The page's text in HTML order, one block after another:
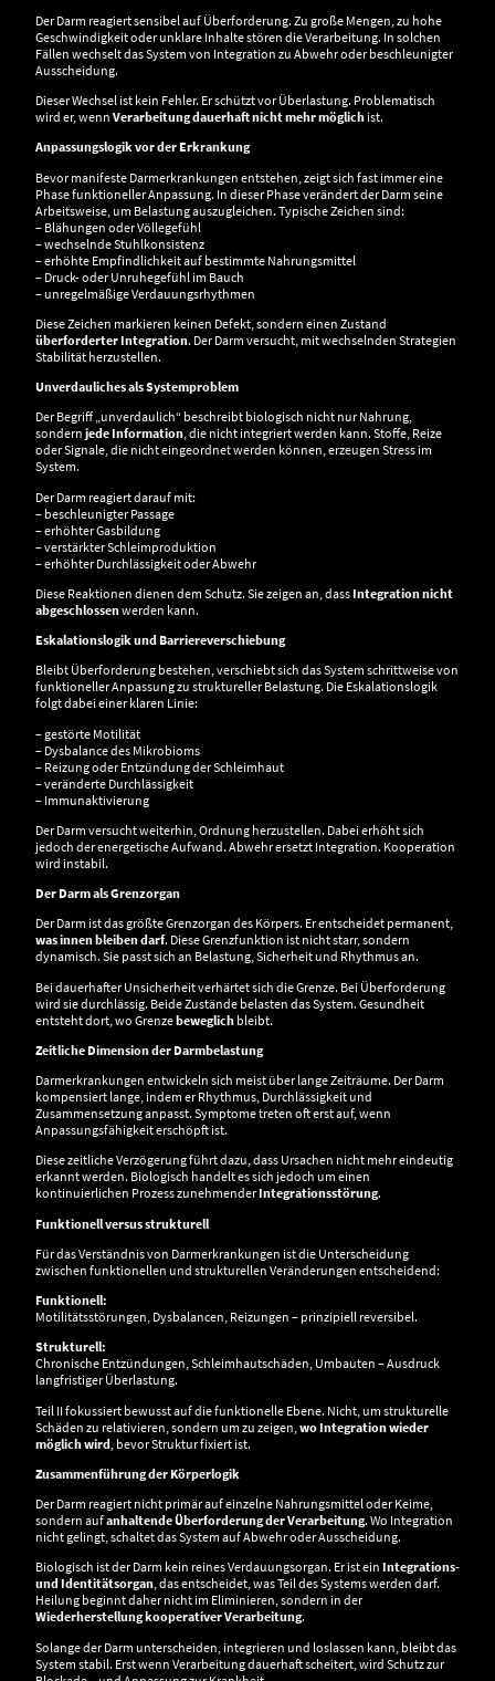
Der Darm reagiert sensibel auf Überforderung. Zu große Mengen, zu hohe
Geschwindigkeit oder unklare Inhalte stören die Verarbeitung. In solchen
Fällen wechselt das System von Integration zu Abwehr oder beschleunigter
Ausscheidung.
Dieser Wechsel ist kein Fehler. Er schützt vor Überlastung. Problematisch
wird er, wenn Verarbeitung dauerhaft nicht mehr möglich ist.
Anpassungslogik vor der Erkrankung
Bevor manifeste Darmerkrankungen entstehen, zeigt sich fast immer eine
Phase funktioneller Anpassung. In dieser Phase verändert der Darm seine
Arbeitsweise, um Belastung auszugleichen. Typische Zeichen sind:
– Blähungen oder Völlegefühl
– wechselnde Stuhlkonsistenz
– erhöhte Empfindlichkeit auf bestimmte Nahrungsmittel
– Druck- oder Unruhegefühl im Bauch
– unregelmäßige Verdauungsrhythmen
Diese Zeichen markieren keinen Defekt, sondern einen Zustand
überforderter Integration. Der Darm versucht, mit wechselnden Strategien
Stabilität herzustellen.
Unverdauliches als Systemproblem
Der Begriff „unverdaulich“ beschreibt biologisch nicht nur Nahrung,
sondern jede Information, die nicht integriert werden kann. Stoffe, Reize
oder Signale, die nicht eingeordnet werden können, erzeugen Stress im
System.
Der Darm reagiert darauf mit:
– beschleunigter Passage
– erhöhter Gasbildung
– verstärkter Schleimproduktion
– erhöhter Durchlässigkeit oder Abwehr
Diese Reaktionen dienen dem Schutz. Sie zeigen an, dass Integration nicht
abgeschlossenwerden kann.
Eskalationslogik und Barriereverschiebung
Bleibt Überforderung bestehen, verschiebt sich das System schrittweise von
funktioneller Anpassung zu struktureller Belastung. Die Eskalationslogik
folgt dabei einer klaren Linie:
– gestörte Motilität
– Dysbalance des Mikrobioms
– Reizung oder Entzündung der Schleimhaut
– veränderte Durchlässigkeit
– Immunaktivierung
Der Darm versucht weiterhin, Ordnung herzustellen. Dabei erhöht sich
jedoch der energetische Aufwand. Abwehr ersetzt Integration. Kooperation
wird instabil.
Der Darm als Grenzorgan
Der Darm ist das größte Grenzorgan des Körpers. Er entscheidet permanent,
was innen bleiben darf. Diese Grenzfunktion ist nicht starr, sondern
dynamisch. Sie passt sich an Belastung, Sicherheit und Rhythmus an.
Bei dauerhafter Unsicherheit verhärtet sich die Grenze. Bei Überforderung
wird sie durchlässig. Beide Zustände belasten das System. Gesundheit
entsteht dort, wo Grenzebeweglich bleibt.
Zeitliche Dimension der Darmbelastung
Darmerkrankungen entwickeln sich meist über lange Zeiträume. Der Darm
kompensiert lange, indem er Rhythmus, Durchlässigkeit und
Zusammensetzung anpasst. Symptome treten oft erst auf, wenn
Anpassungsfähigkeit erschöpft ist.
Diese zeitliche Verzögerung führt dazu, dass Ursachen nicht mehr eindeutig
erkannt werden. Biologisch handelt es sich jedoch um einen
kontinuierlichen Prozess zunehmenderIntegrationsstörung.
Funktionell versus strukturell
Für das Verständnis von Darmerkrankungen ist die Unterscheidung
zwischen funktionellen und strukturellen Veränderungen entscheidend:
Funktionell:
Motilitätsstörungen, Dysbalancen, Reizungen – prinzipiell reversibel.
Strukturell:
Chronische Entzündungen, Schleimhautschäden, Umbauten – Ausdruck
langfristiger Überlastung.
Teil II fokussiert bewusst auf die funktionelle Ebene. Nicht, um strukturelle
Schäden zu relativieren, sondern um zu zeigen, wo Integration wieder
möglich wird , bevor Struktur fixiert ist.
Zusammenführung der Körperlogik
Der Darm reagiert nicht primär auf einzelne Nahrungsmittel oder Keime,
sondern aufanhaltende Überforderung der Verarbeitung. Wo Integration
nicht gelingt, schaltet das System auf Abwehr oder Ausscheidung.
Biologisch ist der Darm kein reines Verdauungsorgan. Er ist ein Integrations-
und Identitätsorgan, das entscheidet, was Teil des Systems werden darf.
Heilung beginnt daher nicht im Eliminieren, sondern in der
Wiederherstellung kooperativer Verarbeitung.
Solange der Darm unterscheiden, integrieren und loslassen kann, bleibt das
System stabil. Erst wenn Verarbeitung dauerhaft scheitert, wird Schutz zur